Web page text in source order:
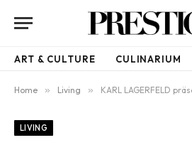
ART & CULTURE CULINARIUM
Home » Living » KARL LAGERFELD präsentiert die
LIVING